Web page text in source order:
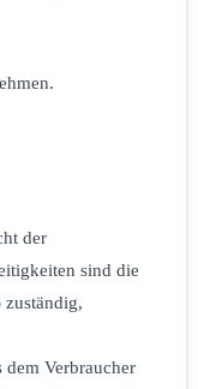
der
sind die
zuständig,
Verbraucher